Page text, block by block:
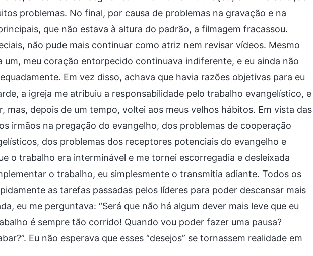
problemas. No final, por causa de problemas na gravação e na
que não estava à altura do padrão, a filmagem fracassou.
não pude mais continuar como atriz nem revisar vídeos. Mesmo
um, meu coração entorpecido continuava indiferente, e eu ainda não
Em vez disso, achava que havia razões objetivas para eu
a igreja me atribuiu a responsabilidade pelo trabalho evangelístico, e
mas, depois de um tempo, voltei aos meus velhos hábitos. Em vista das
irmãos na pregação do evangelho, dos problemas de cooperação
dos problemas dos receptores potenciais do evangelho e
o trabalho era interminável e me tornei escorregadia e desleixada
o trabalho, eu simplesmente o transmitia adiante. Todos os
as tarefas passadas pelos líderes para poder descansar mais
eu me perguntava: “Será que não há algum dever mais leve que eu
é sempre tão corrido! Quando vou poder fazer uma pausa?
Eu não esperava que esses “desejos” se tornassem realidade em